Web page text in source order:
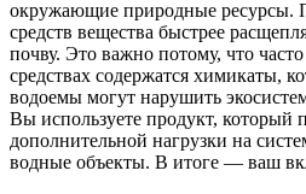
окружающие природные ресурсы.
средств вещества быстрее
почву. Это важно потому, что
средствах содержатся химикаты,
водоемы могут нарушить
Вы используете продукт, который
дополнительной нагрузки на
водные объекты. В итоге — ваш